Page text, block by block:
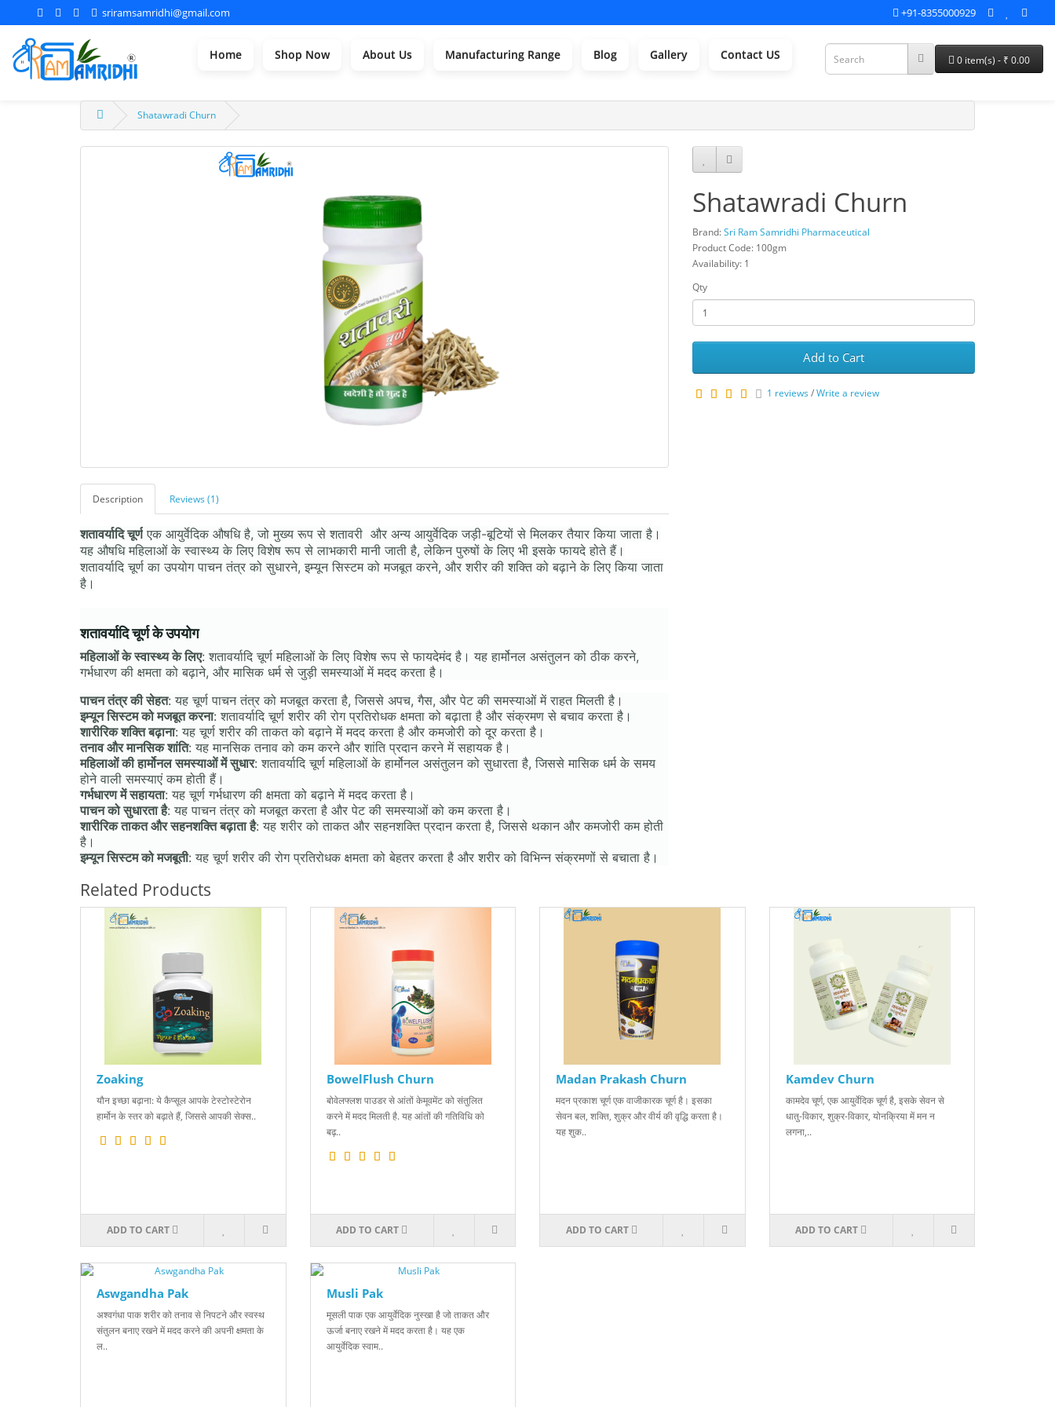
sriramsamridhi@gmail.com +91-8355000929
Home Shop Now About Us Manufacturing Range Blog Gallery Contact US 0 item(s) - ₹ 0.00
Shatawradi Churn
Description Reviews (1)
शतावर्यादि चूर्ण एक आयुर्वेदिक औषधि है, जो मुख्य रूप से शतावरी और अन्य आयुर्वेदिक जड़ी-बूटियों से मिलकर तैयार किया जाता है।
यह औषधि महिलाओं के स्वास्थ्य के लिए विशेष रूप से लाभकारी मानी जाती है, लेकिन पुरुषों के लिए भी इसके फायदे होते हैं।
शतावर्यादि चूर्ण का उपयोग पाचन तंत्र को सुधारने, इम्यून सिस्टम को मजबूत करने, और शरीर की शक्ति को बढ़ाने के लिए किया जाता
है।
शतावर्यादि चूर्ण के उपयोग
महिलाओं के स्वास्थ्य के लिए: शतावर्यादि चूर्ण महिलाओं के लिए विशेष रूप से फायदेमंद है। यह हार्मोनल असंतुलन को ठीक करने,
गर्भधारण की क्षमता को बढ़ाने, और मासिक धर्म से जुड़ी समस्याओं में मदद करता है।
पाचन तंत्र की सेहत: यह चूर्ण पाचन तंत्र को मजबूत करता है, जिससे अपच, गैस, और पेट की समस्याओं में राहत मिलती है।
इम्यून सिस्टम को मजबूत करना: शतावर्यादि चूर्ण शरीर की रोग प्रतिरोधक क्षमता को बढ़ाता है और संक्रमण से बचाव करता है।
शारीरिक शक्ति बढ़ाना: यह चूर्ण शरीर की ताकत को बढ़ाने में मदद करता है और कमजोरी को दूर करता है।
तनाव और मानसिक शांति: यह मानसिक तनाव को कम करने और शांति प्रदान करने में सहायक है।
महिलाओं की हार्मोनल समस्याओं में सुधार: शतावर्यादि चूर्ण महिलाओं के हार्मोनल असंतुलन को सुधारता है, जिससे मासिक धर्म के समय
होने वाली समस्याएं कम होती हैं।
गर्भधारण में सहायता: यह चूर्ण गर्भधारण की क्षमता को बढ़ाने में मदद करता है।
पाचन को सुधारता है: यह पाचन तंत्र को मजबूत करता है और पेट की समस्याओं को कम करता है।
शारीरिक ताकत और सहनशक्ति बढ़ाता है: यह शरीर को ताकत और सहनशक्ति प्रदान करता है, जिससे थकान और कमजोरी कम होती
है।
इम्यून सिस्टम को मजबूती: यह चूर्ण शरीर की रोग प्रतिरोधक क्षमता को बेहतर करता है और शरीर को विभिन्न संक्रमणों से बचाता है।
Shatawradi Churn
Brand:Sri Ram Samridhi Pharmaceutical
Product Code: 100gm
Availability: 1
Qty
Add to Cart
1 reviews/Write a review
Related Products
Zoaking
यौन इच्छा बढ़ाना: ये कैप्सूल आपके टेस्टोस्टेरोन
हार्मोन के स्तर को बढ़ाते हैं, जिससे आपकी सेक्स..
ADD TO CART
BowelFlush Churn
बोवेलफ्लश पाउडर से आंतों केमूवमेंट को संतुलित
करने में मदद मिलती है. यह आंतों की गतिविधि को
बढ़..
ADD TO CART
Madan Prakash Churn
मदन प्रकाश चूर्ण एक वाजीकारक चूर्ण है। इसका
सेवन बल, शक्ति, शुक्र और वीर्य की वृद्धि करता है।
यह शुक..
ADD TO CART
Kamdev Churn
कामदेव चूर्ण, एक आयुर्वेदिक चूर्ण है, इसके सेवन से
धातु-विकार, शुक्र-विकार, योनक्रिया में मन न
लगना,..
ADD TO CART
Aswgandha Pak
अश्वगंधा पाक शरीर को तनाव से निपटने और स्वस्थ
संतुलन बनाए रखने में मदद करने की अपनी क्षमता के
ल..
Musli Pak
मूसली पाक एक आयुर्वेदिक नुस्खा है जो ताकत और
ऊर्जा बनाए रखने में मदद करता है। यह एक
आयुर्वेदिक स्वाम..